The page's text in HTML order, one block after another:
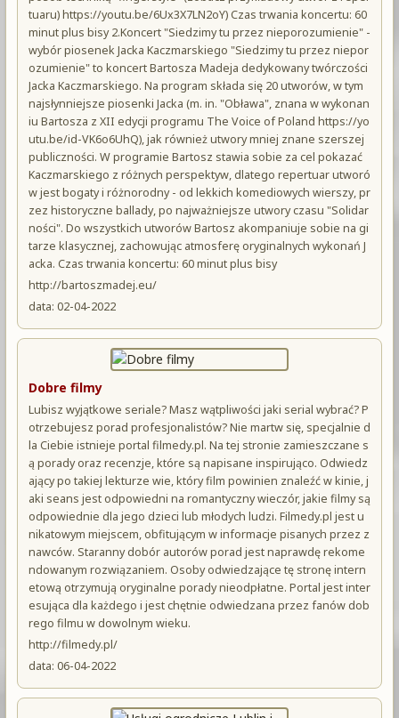
tuaru) https://youtu.be/6Ux3X7LN2oY) Czas trwania koncertu: 60
minut plus bisy 2.Koncert "Siedzimy tu przez nieporozumienie" -
wybór piosenek Jacka Kaczmarskiego "Siedzimy tu przez niepor
ozumienie" to koncert Bartosza Madeja dedykowany twórczości
Jacka Kaczmarskiego. Na program składa się 20 utworów, w tym
najsłynniejsze piosenki Jacka (m. in. "Obława", znana w wykonan
iu Bartosza z XII edycji programu The Voice of Poland https://yo
utu.be/id-VK6o6UhQ), jak również utwory mniej znane szerszej
publiczności. W programie Bartosz stawia sobie za cel pokazać
Kaczmarskiego z różnych perspektyw, dlatego repertuar utworó
w jest bogaty i różnorodny - od lekkich komediowych wierszy, pr
zez historyczne ballady, po najważniejsze utwory czasu "Solidar
ności". Do wszystkich utworów Bartosz akompaniuje sobie na gi
tarze klasycznej, zachowując atmosferę oryginalnych wykonań J
acka. Czas trwania koncertu: 60 minut plus bisy
http://bartoszmadej.eu/
data: 02-04-2022
Dobre filmy
Lubisz wyjątkowe seriale? Masz wątpliwości jaki serial wybrać? P
otrzebujesz porad profesjonalistów? Nie martw się, specjalnie d
la Ciebie istnieje portal filmedy.pl. Na tej stronie zamieszczane s
ą porady oraz recenzje, które są napisane inspirująco. Odwiedz
ający po takiej lekturze wie, który film powinien znaleźć w kinie, j
aki seans jest odpowiedni na romantyczny wieczór, jakie filmy są
odpowiednie dla jego dzieci lub młodych ludzi. Filmedy.pl jest u
nikatowym miejscem, obfitującym w informacje pisanych przez z
nawców. Staranny dobór autorów porad jest naprawdę rekome
ndowanym rozwiązaniem. Osoby odwiedzające tę stronę intern
etową otrzymują oryginalne porady nieodpłatne. Portal jest inter
esująca dla każdego i jest chętnie odwiedzana przez fanów dob
rego filmu w dowolnym wieku.
http://filmedy.pl/
data: 06-04-2022